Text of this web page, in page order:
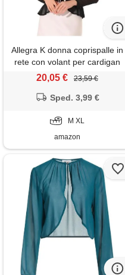
Allegra K donna coprispalle in
rete con volant per cardigan
bolero casual da annodare a
20,05 € 23,59 €
Sped. 3,99 €
M XL
amazon